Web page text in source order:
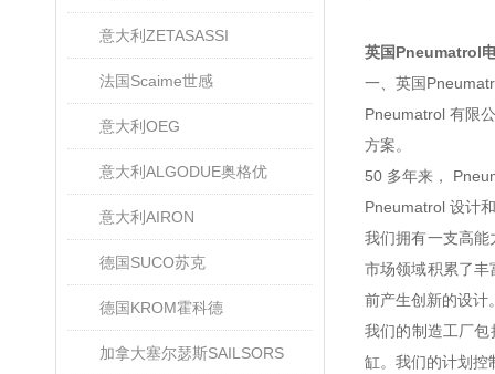
意大利ZETASASSI
法国Scaime世感
意大利OEG
意大利ALGODUE奥格优
意大利AIRON
德国SUCO苏克
德国KROM霍科德
加拿大塞尔瑟斯SAILSORS
英国Pneumatrol
一、英国
Pneumatrol 有限
方案。
50 多年来，
Pneumatrol 设计
我们拥有一支高
市场领域积累了
前产生创新的设计
我们的制造工厂
缸。我们的计划控